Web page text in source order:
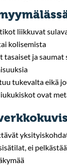
liikkuvat
kolisemista
tasaiset ja
tukevalta eikä
ovat
ei